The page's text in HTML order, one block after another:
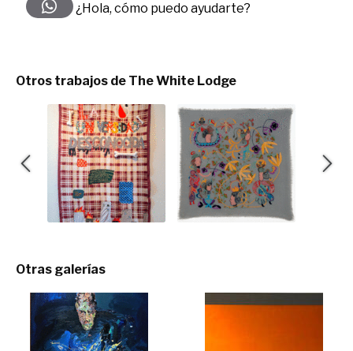
¿Hola, cómo puedo ayudarte?
Otros trabajos de The White Lodge
Otras galerías